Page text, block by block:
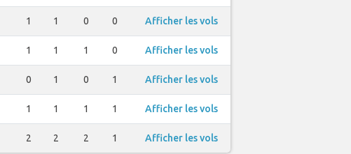
1 1 0 0 Afficher les vols
1 1 1 0 Afficher les vols
0 1 0 1 Afficher les vols
1 1 1 1 Afficher les vols
2 2 2 1 Afficher les vols